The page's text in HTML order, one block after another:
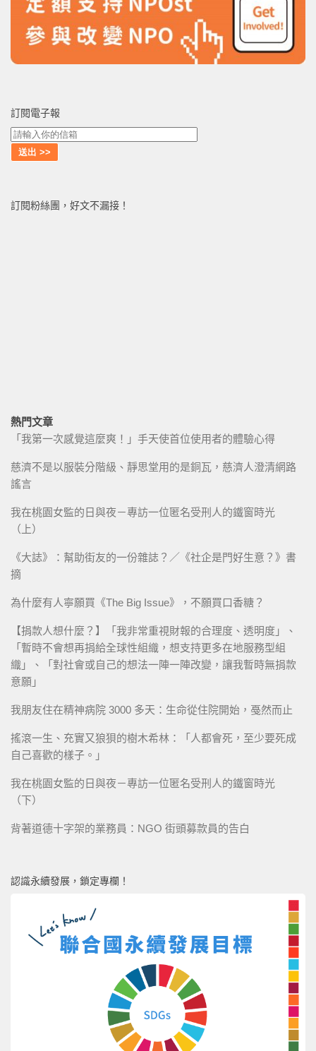
訂閱電子報
訂閱粉絲團，好文不漏接！
熱門文章
「我第一次感覺這麼爽！」手天使首位使用者的體驗心得
慈濟不是以服裝分階級、靜思堂用的是銅瓦，慈濟人澄清網路
謠言
我在桃園女監的日與夜－專訪一位匿名受刑人的鐵窗時光
（上）
《大誌》：幫助街友的一份雜誌？／《社企是門好生意？》書
摘
為什麼有人寧願買《The Big Issue》，不願買口香糖？
【捐款人想什麼？】「我非常重視財報的合理度、透明度」、
「暫時不會想再捐給全球性組織，想支持更多在地服務型組
織」、「對社會或自己的想法一陣一陣改變，讓我暫時無捐款
意願」
我朋友住在精神病院 3000 多天：生命從住院開始，戞然而止
搖滾一生、充實又狼狽的樹木希林：「人都會死，至少要死成
自己喜歡的樣子。」
我在桃園女監的日與夜－專訪一位匿名受刑人的鐵窗時光
（下）
背著道德十字架的業務員：NGO 街頭募款員的告白
認識永續發展，鎖定專欄！